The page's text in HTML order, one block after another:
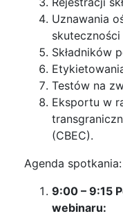
Uznawania
skuteczności
Składników
Testów na
Eksportu w
(CBEC).
Agenda spotkania:
9:00 – 9:15
webinaru: